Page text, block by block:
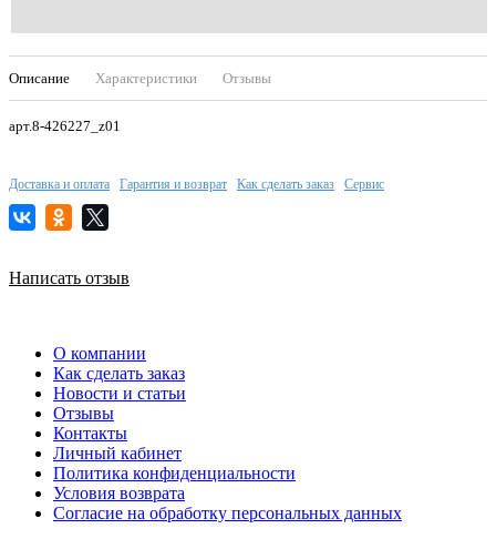
Описание Характеристики Отзывы
арт.8-426227_z01
Доставка и оплата Гарантия и возврат Как сделать заказ Сервис
Написать отзыв
О компании
Как сделать заказ
Новости и статьи
Отзывы
Контакты
Личный кабинет
Политика конфиденциальности
Условия возврата
Согласие на обработку персональных данных